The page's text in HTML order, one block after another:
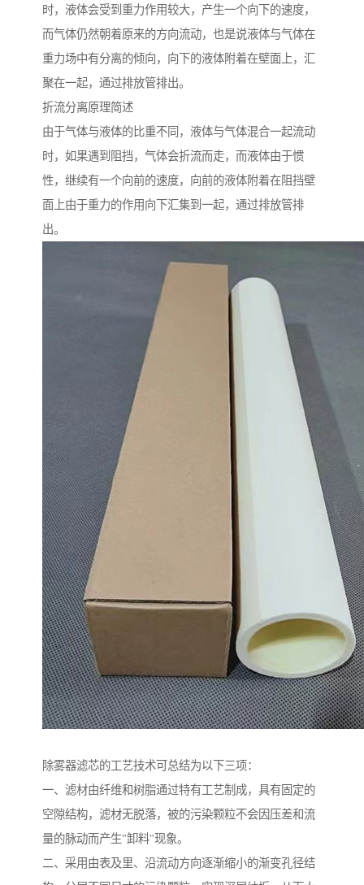
时，液体会受到重力作用较大，产生一个向下的速度，
而气体仍然朝着原来的方向流动，也是说液体与气体在
重力场中有分离的倾向，向下的液体附着在壁面上，汇
聚在一起，通过排放管排出。
折流分离原理简述
由于气体与液体的比重不同，液体与气体混合一起流动
时，如果遇到阻挡，气体会折流而走，而液体由于惯
性，继续有一个向前的速度，向前的液体附着在阻挡壁
面上由于重力的作用向下汇集到一起，通过排放管排
出。
除雾器滤芯的工艺技术可总结为以下三项：
一、滤材由纤维和树脂通过特有工艺制成，具有固定的
空隙结构，滤材无脱落，被的污染颗粒不会因压差和流
量的脉动而产生"卸料"现象。
二、采用由表及里、沿流动方向逐渐缩小的渐变孔径结